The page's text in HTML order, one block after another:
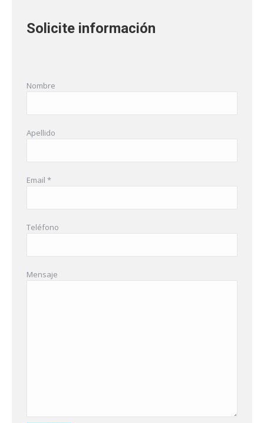
Solicite información
Nombre
Apellido
Email *
Teléfono
Mensaje